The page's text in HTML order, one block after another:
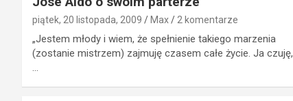
piątek, 20 listopada, 2009 Max 2 komentarze
„Jestem młody i wiem, że spełnienie takiego marzenia
(zostanie mistrzem) zajmuję czasem całe życie. Ja czuję,
…